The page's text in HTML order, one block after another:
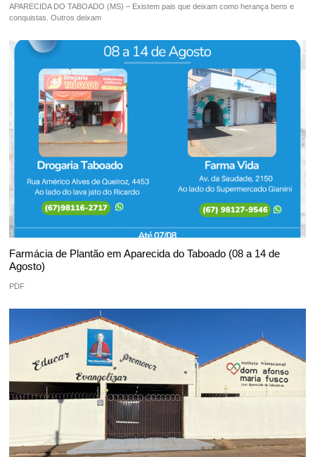
APARECIDA DO TABOADO (MS) – Existem pais que deixam como herança bens e
conquistas. Outros deixam
Farmácia de Plantão em Aparecida do Taboado (08 a 14 de
Agosto)
PDF